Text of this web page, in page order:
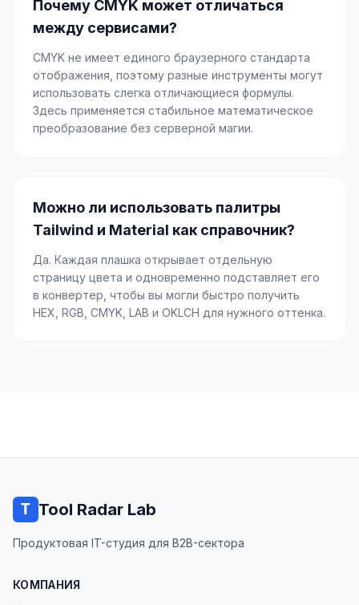
Почему CMYK может отличаться
между сервисами?
CMYK не имеет единого браузерного стандарта
отображения, поэтому разные инструменты могут
использовать слегка отличающиеся формулы.
Здесь применяется стабильное математическое
преобразование без серверной магии.
Можно ли использовать палитры
Tailwind и Material как справочник?
Да. Каждая плашка открывает отдельную
страницу цвета и одновременно подставляет его
в конвертер, чтобы вы могли быстро получить
HEX, RGB, CMYK, LAB и OKLCH для нужного оттенка.
Tool Radar Lab
Продуктовая IT-студия для B2B-сектора
КОМПАНИЯ